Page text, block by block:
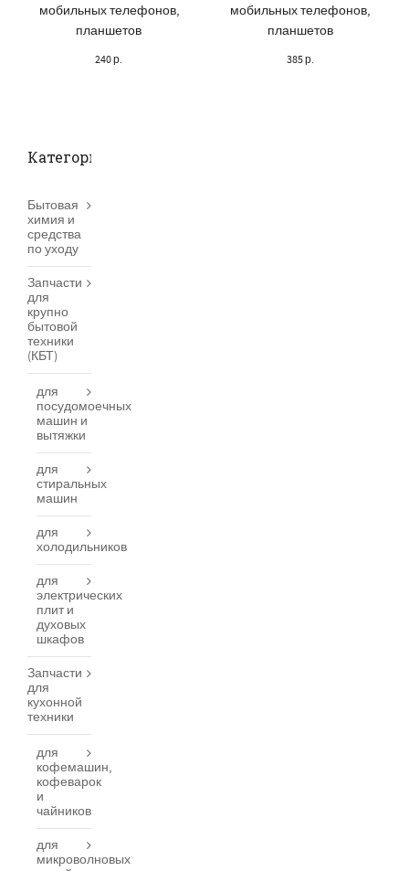
мобильных телефонов,
планшетов
240р.
мобильных телефонов,
планшетов
385р.
Категории товаров
Бытовая
химия и
средства
по уходу
Запчасти
для
крупно
бытовой
техники
(КБТ)
для
посудомоечных
машин и
вытяжки
для
стиральных
машин
для
холодильников
для
электрических
плит и
духовых
шкафов
Запчасти
для
кухонной
техники
для
кофемашин,
кофеварок
и
чайников
для
микроволновых